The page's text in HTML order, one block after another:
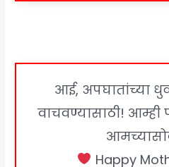
आई, अपघातांच्या
वाचवण्यासाठी!
Happy